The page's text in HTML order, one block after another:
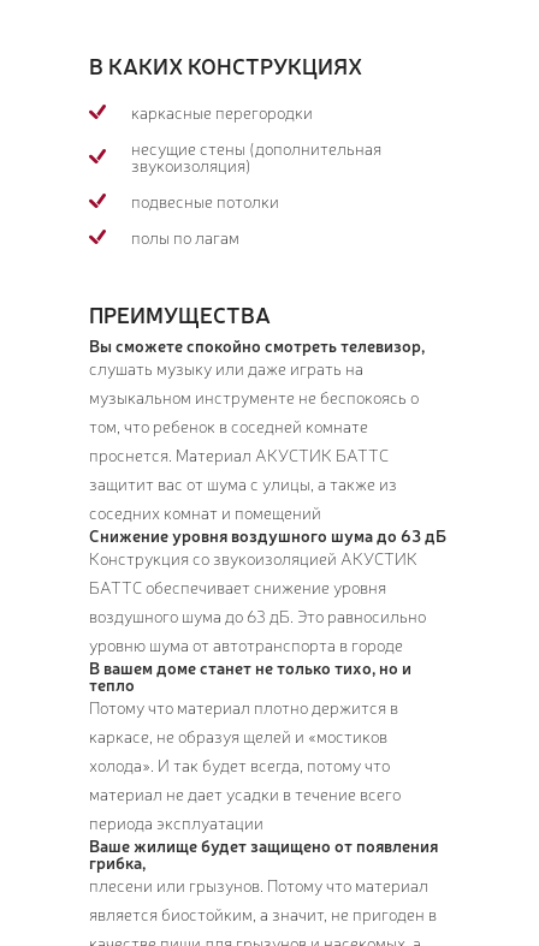
В КАКИХ КОНСТРУКЦИЯХ
каркасные перегородки
несущие стены (дополнительная
звукоизоляция)
подвесные потолки
полы по лагам
ПРЕИМУЩЕСТВА
Вы сможете спокойно смотреть телевизор,
слушать музыку или даже играть на
музыкальном инструменте не беспокоясь о
том, что ребенок в соседней комнате
проснется. Материал АКУСТИК БАТТС
защитит вас от шума с улицы, а также из
соседних комнат и помещений
Снижение уровня воздушного шума до 63 дБ
Конструкция со звукоизоляцией АКУСТИК
БАТТС обеспечивает снижение уровня
воздушного шума до 63 дБ. Это равносильно
уровню шума от автотранспорта в городе
В вашем доме станет не только тихо, но и
тепло
Потому что материал плотно держится в
каркасе, не образуя щелей и «мостиков
холода». И так будет всегда, потому что
материал не дает усадки в течение всего
периода эксплуатации
Ваше жилище будет защищено от появления
грибка,
плесени или грызунов. Потому что материал
является биостойким, а значит, не пригоден в